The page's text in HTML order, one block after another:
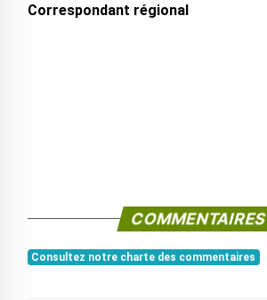
Correspondant régional
COMMENTAIRES
Consultez notre charte des commentaires